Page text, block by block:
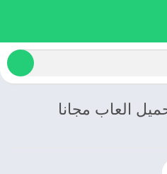
العاب مجانا